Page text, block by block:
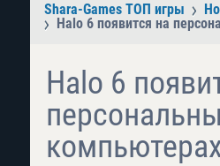
Shara-Games ТОП игры
Halo 6 появится на
Halo 6